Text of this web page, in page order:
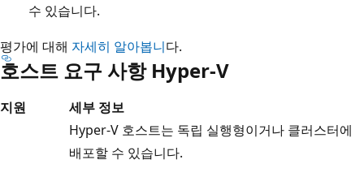
수 있습니다.
평가에 대해 자세히 알아봅니다.
호스트 요구 사항 Hyper-V
지원 세부 정보
Hyper-V 호스트는 독립 실행형이거나 클러스터에
배포할 수 있습니다.